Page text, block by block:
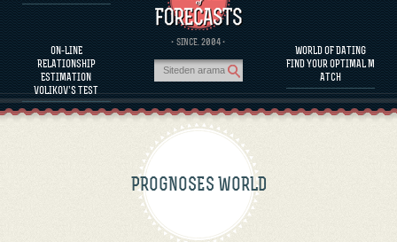
ON-LINE
RELATIONSHIP
ESTIMATION
VOLIKOV’S TEST
· SINCE. 2004 ·
WORLD OF DATING
FIND YOUR OPTIMAL M
ATCH
FAMOUS PERSONALITIES
FAQS
CALCULATE RELATIONSHIP COMPATIBILITY
PROGNOSIS AND ANALYTICS
PROGNOSES WORLD